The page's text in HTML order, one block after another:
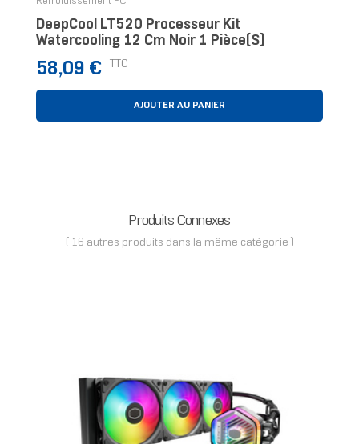
DeepCool LT520 Processeur Kit
Watercooling 12 Cm Noir 1 Pièce(s)
Prix
58,09 € TTC
AJOUTER AU PANIER
Produits Connexes
( 16 autres produits dans la même catégorie )